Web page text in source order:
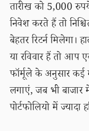
तारीख को 5,000
निवेश करते हैं तो
बेहतर रिटर्न मिलेगा।
या रविवार हैं तो
फॉर्मूले के अनुसार कई
लगाएं, जब भी
पोर्टफोलियो में